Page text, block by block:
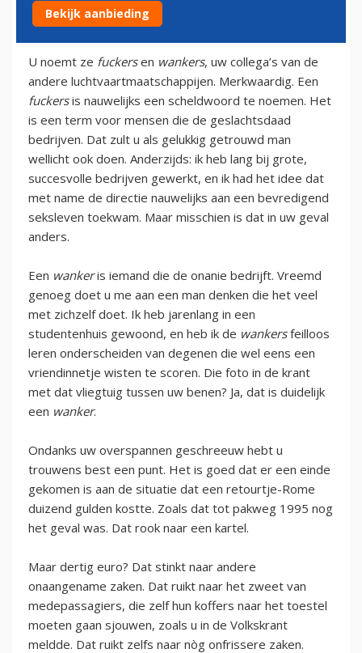
21 augustus 2009
U noemt ze fuckersen wankers, uw collega’s van de
andere luchtvaartmaatschappijen. Merkwaardig. Een
fuckersis nauwelijks een scheldwoord te noemen. Het
is een term voor mensen die de geslachtsdaad
bedrijven. Dat zult u als gelukkig getrouwd man
wellicht ook doen. Anderzijds: ik heb lang bij grote,
succesvolle bedrijven gewerkt, en ik had het idee dat
met name de directie nauwelijks aan een bevredigend
seksleven toekwam. Maar misschien is dat in uw geval
anders.
Een wankeris iemand die de onanie bedrijft. Vreemd
genoeg doet u me aan een man denken die het veel
met zichzelf doet. Ik heb jarenlang in een
studentenhuis gewoond, en heb ik de wankersfeilloos
leren onderscheiden van degenen die wel eens een
vriendinnetje wisten te scoren. Die foto in de krant
met dat vliegtuig tussen uw benen? Ja, dat is duidelijk
een wanker.
Ondanks uw overspannen geschreeuw hebt u
trouwens best een punt. Het is goed dat er een einde
gekomen is aan de situatie dat een retourtje-Rome
duizend gulden kostte. Zoals dat tot pakweg 1995 nog
het geval was. Dat rook naar een kartel.
Maar dertig euro? Dat stinkt naar andere
onaangename zaken. Dat ruikt naar het zweet van
medepassagiers, die zelf hun koffers naar het toestel
moeten gaan sjouwen, zoals u in de Volkskrant
meldde. Dat ruikt zelfs naar nòg onfrissere zaken.
Bekijk aanbieding